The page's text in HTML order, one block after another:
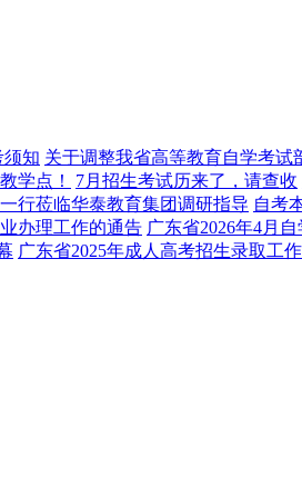
须知 关于调整我省高等教育自学考试
学点！
7月招生考试历来了，请查收
行莅临华泰教育集团调研指导 自考
办理工作的通告 广东省2026年4月
广东省2025年成人高考招生录取工